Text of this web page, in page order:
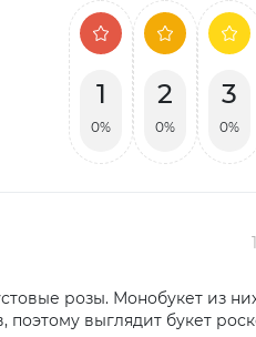
1
0%
2
0%
3
0%
розы. Монобукет из
поэтому выглядит букет